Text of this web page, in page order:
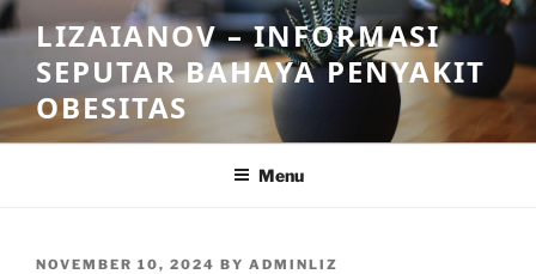
Skip
to
content
LIZAIANOV – INFORMASI
SEPUTAR BAHAYA PENYAKIT
OBESITAS
Menu
POSTED
NOVEMBER 10, 2024 BY ADMINLIZ